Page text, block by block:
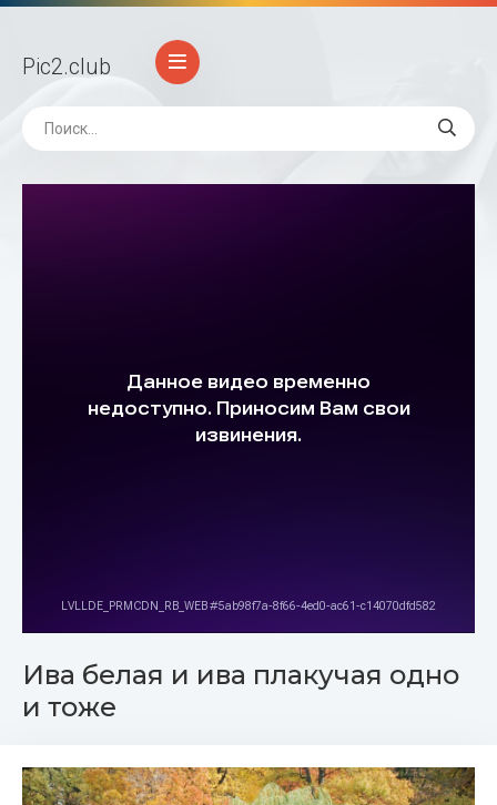
Pic2.club
Ива белая и ива плакучая одно
и тоже